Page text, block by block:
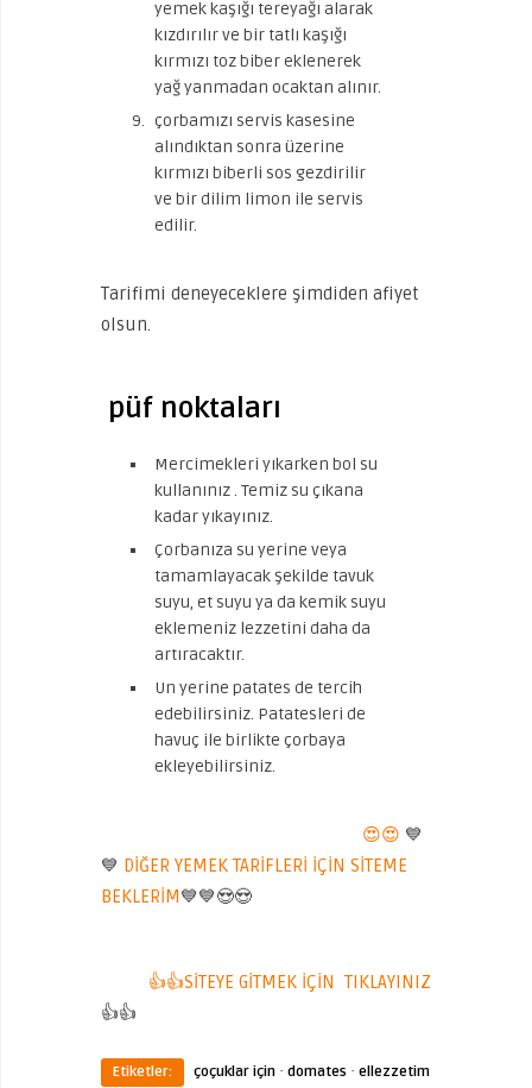
yemek kaşığı tereyağı alarak
kızdırılır ve bir tatlı kaşığı
kırmızı toz biber eklenerek
yağ yanmadan ocaktan alınır.
çorbamızı servis kasesine
alındıktan sonra üzerine
kırmızı biberli sos gezdirilir
ve bir dilim limon ile servis
edilir.
Tarifimi deneyeceklere şimdiden afiyet
olsun.
püf noktaları
Mercimekleri yıkarken bol su
kullanınız . Temiz su çıkana
kadar yıkayınız.
Çorbanıza su yerine veya
tamamlayacak şekilde tavuk
suyu, et suyu ya da kemik suyu
eklemeniz lezzetini daha da
artıracaktır.
Un yerine patates de tercih
edebilirsiniz. Patatesleri de
havuç ile birlikte çorbaya
ekleyebilirsiniz.
😍😍 💙
💙 DİĞER YEMEK TARİFLERİ İÇİN SİTEME
BEKLERİM💙💙😍😍
👍👍SİTEYE GİTMEK İÇİN TIKLAYINIZ
👍👍
Etiketler: çoçuklar için · domates · ellezzetim